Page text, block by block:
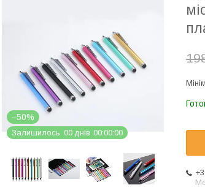
–50%
Залишилось 00 днів 00 00 00